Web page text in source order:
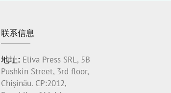
联系信息
地址: Eliva Press SRL, 5B
Pushkin Street, 3rd floor,
Chișinău. CP:2012,